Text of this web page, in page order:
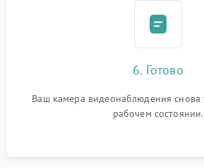
6. Готово
Ваш камера видеонаблюдения снова
рабочем состоянии.